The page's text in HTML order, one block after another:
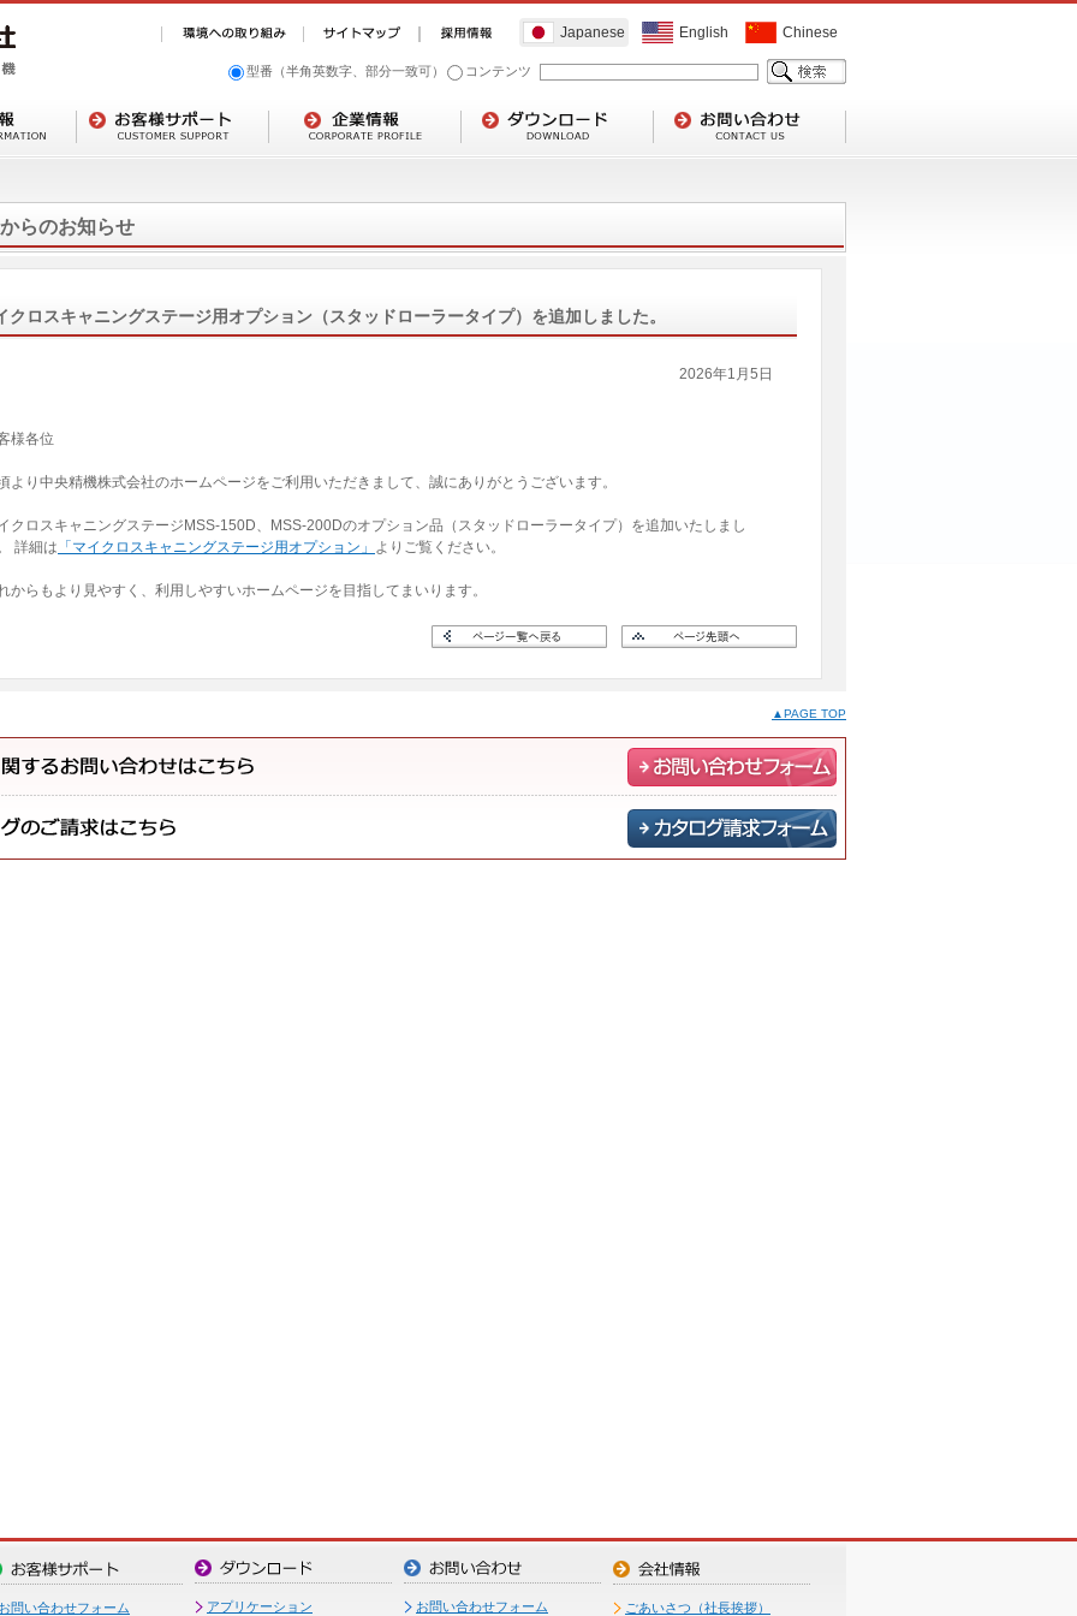
Japanese English Chinese
型番（半角英数字、部分一致可） コンテンツ
らのお知らせ
クロスキャニングステージ用オプション（スタッドローラータイプ）を追加しました。
2026年1月5日
様各位
より中央精機株式会社のホームページをご利用いただきまして、誠にありがとうございます。
クロスキャニングステージMSS-150D、MSS-200Dのオプション品（スタッドローラータイプ）を追加いたしまし
詳細は 「マイクロスキャニングステージ用オプション」 よりご覧ください。
からもより見やすく、利用しやすいホームページを目指してまいります。
▲PAGE TOP
問い合わせフォーム アプリケーション お問い合わせフォーム ごあいさつ（社長挨拶）